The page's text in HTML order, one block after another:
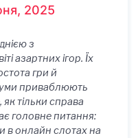
2025
з
азартних ігор. Їх
гри й
приваблюють
тільки справа
головне питання:
в онлайн слотах на